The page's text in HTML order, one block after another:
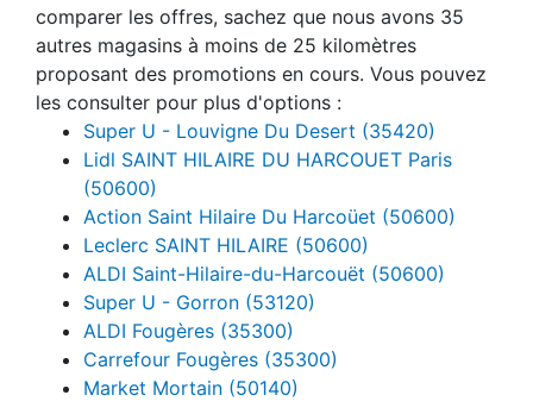
comparer les offres, sachez que nous avons 35
autres magasins à moins de 25 kilomètres
proposant des promotions en cours. Vous pouvez
les consulter pour plus d'options :
Super U - Louvigne Du Desert (35420)
Lidl SAINT HILAIRE DU HARCOUET Paris
(50600)
Action Saint Hilaire Du Harcoüet (50600)
Leclerc SAINT HILAIRE (50600)
ALDI Saint-Hilaire-du-Harcouët (50600)
Super U - Gorron (53120)
ALDI Fougères (35300)
Carrefour Fougères (35300)
Market Mortain (50140)